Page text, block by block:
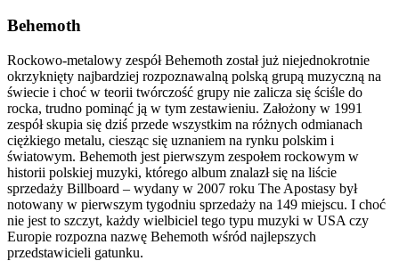
Behemoth
Rockowo-metalowy zespół Behemoth został już niejednokrotnie
okrzyknięty najbardziej rozpoznawalną polską grupą muzyczną na
świecie i choć w teorii twórczość grupy nie zalicza się ściśle do
rocka, trudno pominąć ją w tym zestawieniu. Założony w 1991
zespół skupia się dziś przede wszystkim na różnych odmianach
ciężkiego metalu, ciesząc się uznaniem na rynku polskim i
światowym. Behemoth jest pierwszym zespołem rockowym w
historii polskiej muzyki, którego album znalazł się na liście
sprzedaży Billboard – wydany w 2007 roku The Apostasy był
notowany w pierwszym tygodniu sprzedaży na 149 miejscu. I choć
nie jest to szczyt, każdy wielbiciel tego typu muzyki w USA czy
Europie rozpozna nazwę Behemoth wśród najlepszych
przedstawicieli gatunku.